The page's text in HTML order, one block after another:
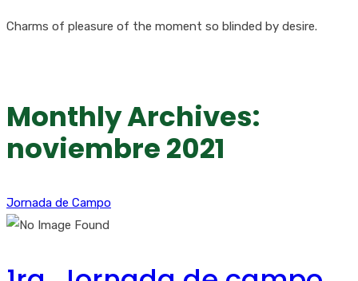
Charms of pleasure of the moment so blinded by desire.
Monthly Archives:
noviembre 2021
Jornada de Campo